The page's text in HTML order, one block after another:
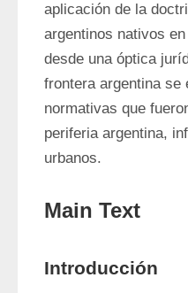
aplicación de la
argentinos nativos
desde una óptica
frontera argentina se
normativas que
periferia argentina,
urbanos.
Main Text
Introducción